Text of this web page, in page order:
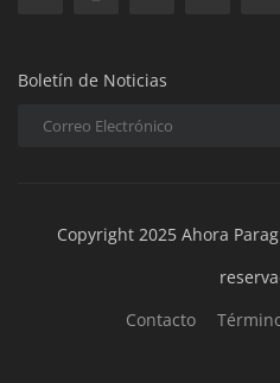
Boletín de Noticias
Copyright 2025 Ahora
Contacto